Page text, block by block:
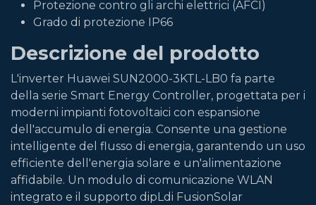
Protezione contro gli archi elettrici (AFCI)
Grado di protezione IP66
Descrizione del prodotto
L'inverter Huawei SUN2000-3KTL-LB0 fa parte
della serie Smart Energy Controller, progettata per i
moderni impianti fotovoltaici con espansione
dell'accumulo di energia. Consente una gestione
intelligente del flusso di energia, garantendo un uso
efficiente dell'energia solare e un'alimentazione
affidabile. Un modulo di comunicazione WLAN
integrato e il supporto dipLdi FusionSolar